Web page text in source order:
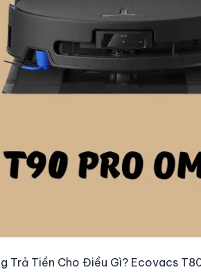
Trả Tiền Cho Điều Gì? Ecovacs